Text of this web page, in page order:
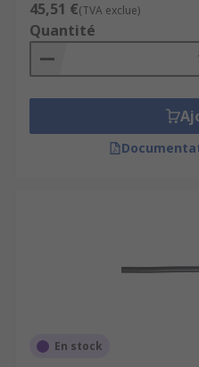
45,51 €(TVA exclue)
Quantité
En stock